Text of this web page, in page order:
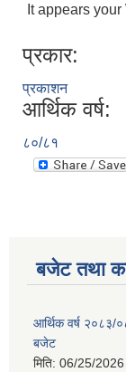
It appears
प्रकार:
प्रकाशन
आर्थिक वर्ष:
८०/८१
बजेट तथा
आर्थिक वर्ष २०८३/
बजेट
मिति: 06/25/